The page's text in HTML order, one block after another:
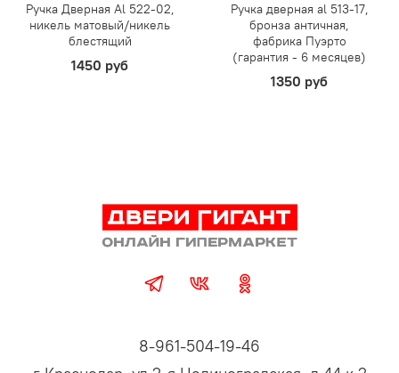
Ручка Дверная Al 522-02,
никель матовый/никель
блестящий
1450 руб
Ручка дверная al 513-17,
бронза античная,
фабрика Пуэрто
(гарантия - 6 месяцев)
1350 руб
8-961-504-19-46